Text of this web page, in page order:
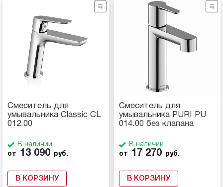
Смеситель для
умывальника Classic CL
012.00
В наличии
от
13 090 руб.
В КОРЗИНУ
Смеситель для
умывальника PURI PU
014.00 без клапана
В наличии
от
17 270 руб.
В КОРЗИНУ